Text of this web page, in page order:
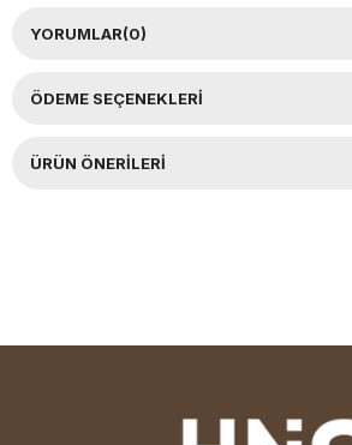
YORUMLAR(0)
ÖDEME SEÇENEKLERI
ÜRÜN ÖNERILERI